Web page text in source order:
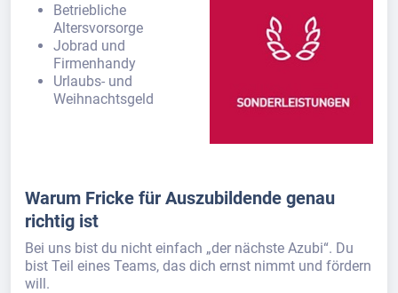
Betriebliche
Altersvorsorge
Jobrad und
Firmenhandy
Urlaubs- und
Weihnachtsgeld
Warum Fricke für Auszubildende genau
richtig ist
Bei uns bist du nicht einfach „der nächste Azubi“. Du
bist Teil eines Teams, das dich ernst nimmt und fördern
will.